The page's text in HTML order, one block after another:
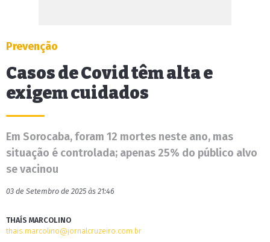
Prevenção
Casos de Covid têm alta e
exigem cuidados
Em Sorocaba, foram 12 mortes neste ano, mas
situação é controlada; apenas 25% do público alvo
se vacinou
03 de Setembro de 2025 às 21:46
THAÍS MARCOLINO
thais.marcolino@jornalcruzeiro.com.br